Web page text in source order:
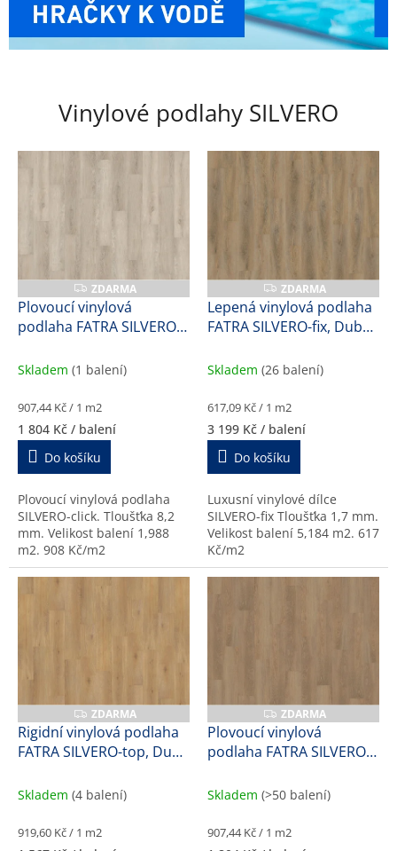
t
n
o
v
a
c
h
a
k
y
a
k
v
a
Vinylové podlahy SILVERO
Z
D
A
R
ZDARMA
Plovoucí vinylová
podlaha FATRA SILVERO-
1, 8,2 mm
Skladem (1 balení)
1 804 Kč / balení
Měrná
907,44 Kč / 1 m2
Do košíku
Plovoucí vinylová podlaha
SILVERO-click. Tloušťka 8,2
mm. Velikost balení 1,988
m2. 908 Kč/m2
Z
D
A
R
ZDARMA
Lepená vinylová podlaha
FATRA SILVERO-fix, Dub
Skladem (26 balení)
3 199 Kč / balení
Měrná
617,09 Kč / 1 m2
Do košíku
Luxusní vinylové dílce
SILVERO-fix Tloušťka 1,7 mm.
Velikost balení 5,184 m2. 617
Kč/m2
Z
D
A
R
ZDARMA
Rigidní vinylová podlaha
FATRA SILVERO-top, Dub
Skladem (4 balení)
Měrná
cena:
919,60 Kč / 1 m2
Z
D
A
R
ZDARMA
Plovoucí vinylová
podlaha FATRA SILVERO-
57173-1, 8,2 mm
Skladem (>50 balení)
Měrná
cena:
907,44 Kč / 1 m2